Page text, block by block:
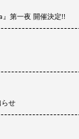
第一夜 開催決定!!
らせ